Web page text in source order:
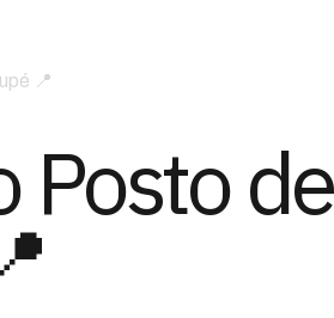
📍
Posto de